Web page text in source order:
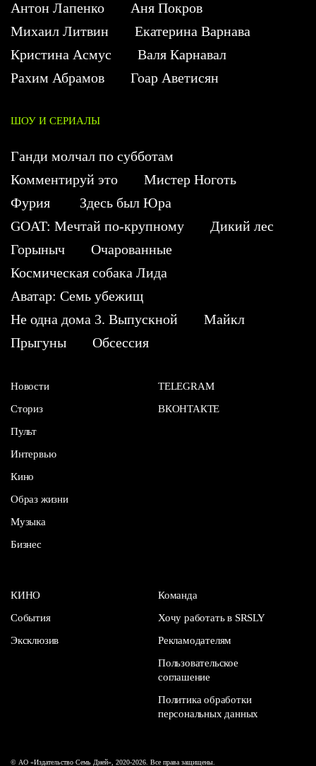
Антон Лапенко
Аня Покров
Михаил Литвин
Екатерина Варнава
Кристина Асмус
Валя Карнавал
Рахим Абрамов
Гоар Аветисян
ШОУ И СЕРИАЛЫ
Ганди молчал по субботам
Комментируй это
Мистер Ноготь
Фурия
Здесь был Юра
GOAT: Мечтай по-крупному
Дикий лес
Горыныч
Очарованные
Космическая собака Лида
Аватар: Семь убежищ
Не одна дома 3. Выпускной
Майкл
Прыгуны
Обсессия
Новости
Сториз
Пульт
Интервью
Кино
Образ жизни
Музыка
Бизнес
TELEGRAM
ВКОНТАКТЕ
КИНО
События
Эксклюзив
Команда
Хочу работать в SRSLY
Рекламодателям
Пользовательское
соглашение
Политика обработки
персональных данных
© АО «Издательство Семь Дней», 2020-2026. Все права защищены.